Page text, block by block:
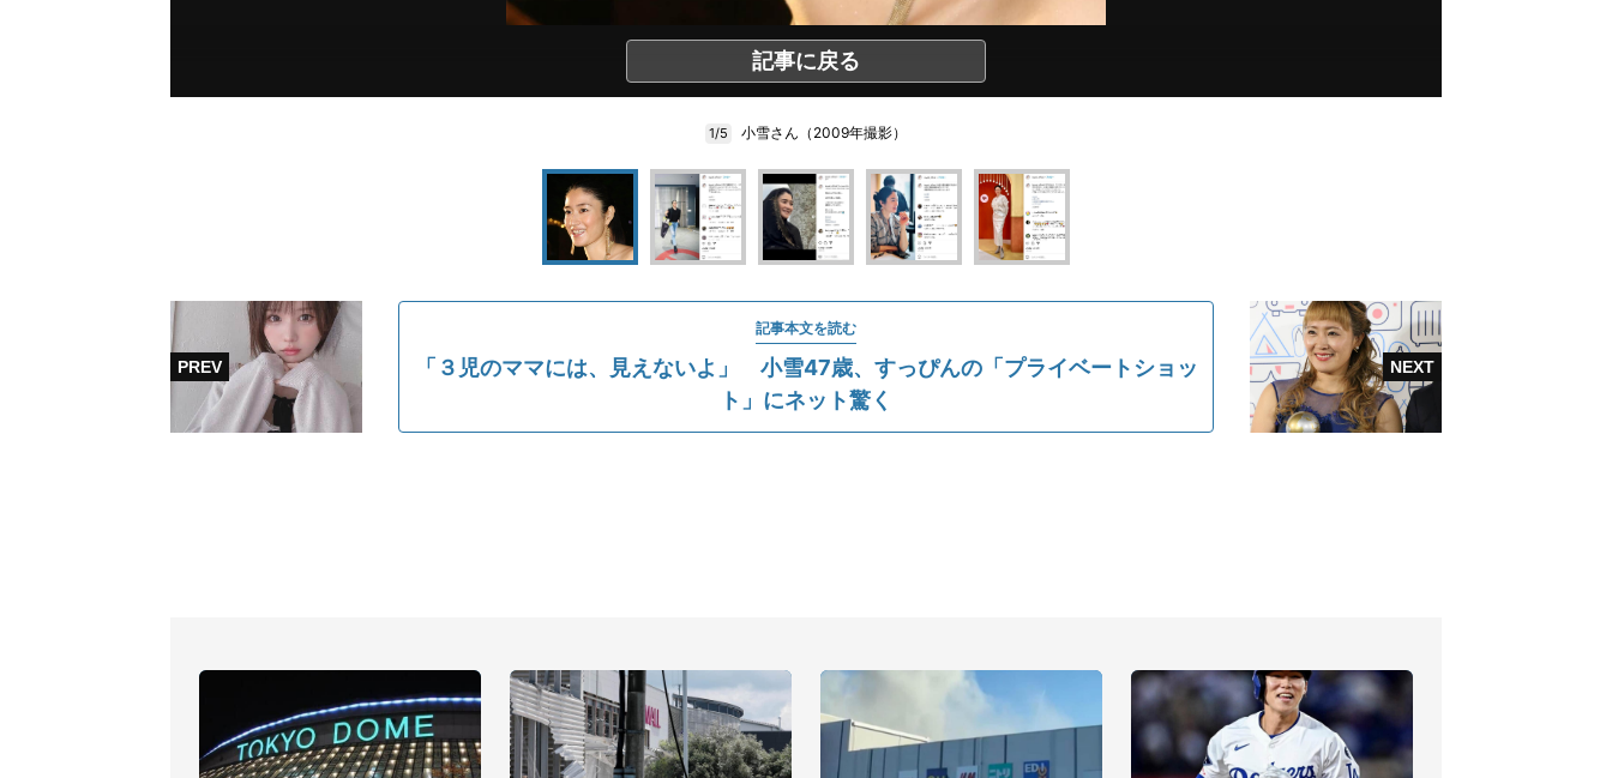
記事に戻る
1/5 小雪さん（2009年撮影）
記事本文を読む
「３児のママには、見えないよ」 小雪47歳、すっぴんの「プライベートショッ
ト」にネット驚く